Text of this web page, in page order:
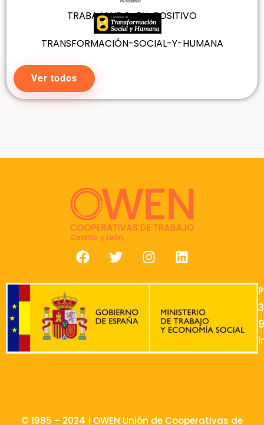
TRABAJANDO-EN-POSITIVO
TRANSFORMACIÓN-SOCIAL-Y-HUMANA
Ver todos
© 1985 – 2024 | OWEN Unión de Cooperativas de